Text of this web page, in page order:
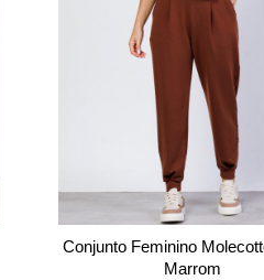
Conjunto Feminino
Marrom